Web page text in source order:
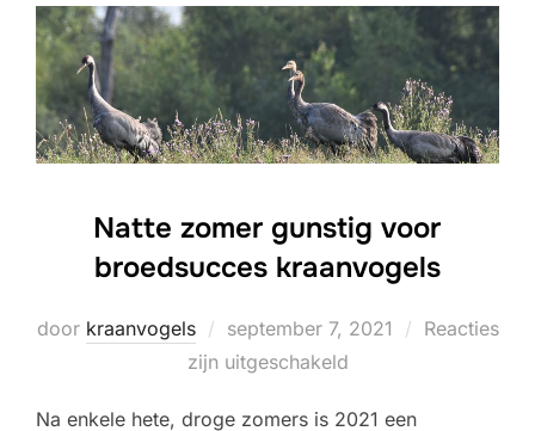
Natte zomer gunstig voor
broedsucces kraanvogels
door kraanvogels
Geplaatst
op
september 7, 2021
Reacties
zijn uitgeschakeld
Na enkele hete, droge zomers is 2021 een